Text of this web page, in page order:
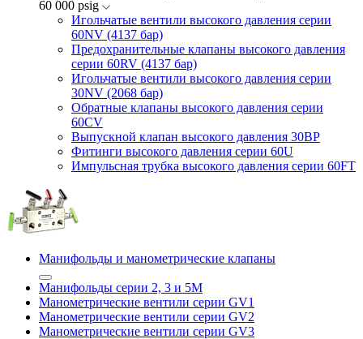
60 000 psig
Игольчатые вентили высокого давления серии
60NV (4137 бар)
Предохранительные клапаны высокого давления
серии 60RV (4137 бар)
Игольчатые вентили высокого давления серии
30NV (2068 бар)
Обратные клапаны высокого давления серии
60CV
Выпускной клапан высокого давления 30BP
Фитинги высокого давления серии 60U
Импульсная трубка высокого давления серии 60FT
Манифольды и манометрические клапаны
Манифольды серии 2, 3 и 5М
Манометрические вентили серии GV1
Манометрические вентили серии GV2
Манометрические вентили серии GV3